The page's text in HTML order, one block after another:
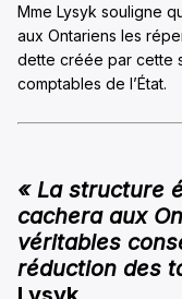
Mme Lysyk souligne
aux Ontariens les
dette créée par cette
comptables de l’État.
« La structure
cachera aux
véritables
réduction des